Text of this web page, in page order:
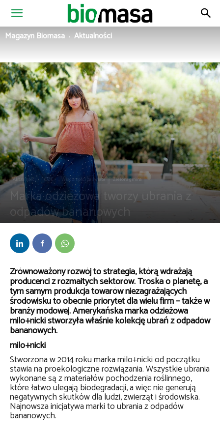
Magazyn
Magazyn Biomasa Aktualności
Aktualności OZE Wiadomości ze świata Zielona gmina
Marka odzieżowa tworzy ubrania z
odpadów bananowych
Zrównoważony rozwój to strategia, którą wdrażają
producenci z rozmaitych sektorów. Troska o planetę, a
tym samym produkcja towarów niezagrażających
środowisku to obecnie priorytet dla wielu firm – także w
branży modowej. Amerykańska marka odzieżowa
milo+nicki stworzyła właśnie kolekcję ubrań z odpadów
bananowych.
milo+nicki
Stworzona w 2014 roku marka milo+nicki od początku
stawia na proekologiczne rozwiązania. Wszystkie ubrania
wykonane są z materiałów pochodzenia roślinnego,
które łatwo ulegają biodegradacji, a więc nie generują
negatywnych skutków dla ludzi, zwierząt i środowiska.
Najnowsza inicjatywa marki to ubrania z odpadów
bananowych.